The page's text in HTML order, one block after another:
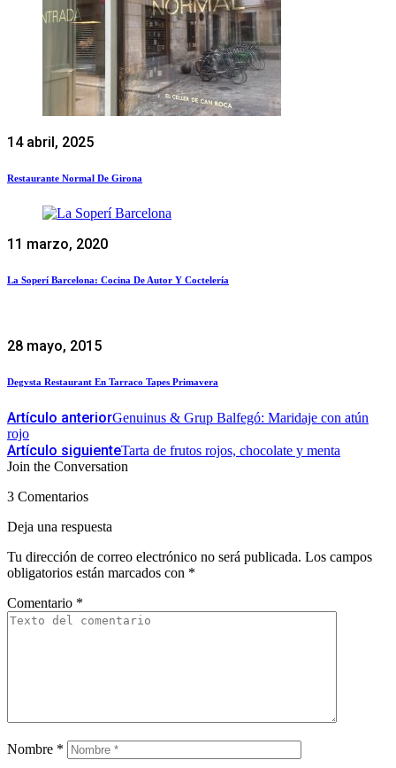
14 abril, 2025
Restaurante Normal De Girona
11 marzo, 2020
La Soperí Barcelona: Cocina De Autor Y Coctelería
28 mayo, 2015
Degvsta Restaurant En Tarraco Tapes Primavera
Artículo anteriorGenuinus & Grup Balfegó: Maridaje con atún
rojo
Artículo siguienteTarta de frutos rojos, chocolate y menta
Join the Conversation
3 Comentarios
Deja una respuesta
Tu dirección de correo electrónico no será publicada. Los campos
obligatorios están marcados con *
Comentario *
Nombre *